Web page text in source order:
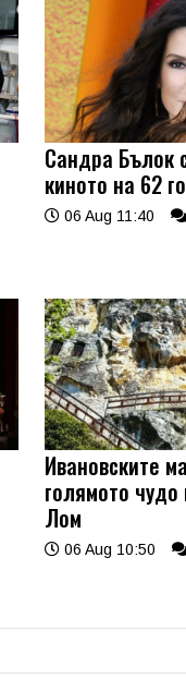
Сандра Бълок
киното на 62
06 Aug 11:40
Ивановските
голямото
Лом
06 Aug 10:50